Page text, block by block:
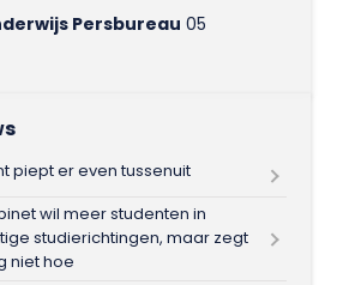
Persbureau 05
piept er even tussenuit
wil meer studenten in
studierichtingen, maar zegt
niet hoe